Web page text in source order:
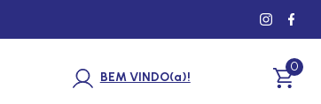
BEM VINDO(a)!
0